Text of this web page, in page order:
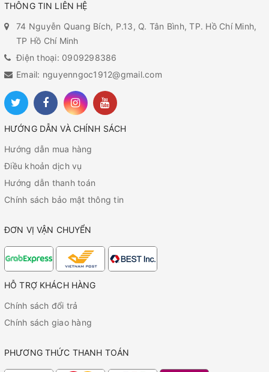
THÔNG TIN LIÊN HỆ
74 Nguyễn Quang Bích, P.13, Q. Tân Bình, TP. Hồ Chí Minh,
TP Hồ Chí Minh
Điện thoại: 0909298386
Email: nguyenngoc1912@gmail.com
HƯỚNG DẪN VÀ CHÍNH SÁCH
Hướng dẫn mua hàng
Điều khoản dịch vụ
Hướng dẫn thanh toán
Chính sách bảo mật thông tin
ĐƠN VỊ VẬN CHUYỂN
HỖ TRỢ KHÁCH HÀNG
Chính sách đổi trả
Chính sách giao hàng
PHƯƠNG THỨC THANH TOÁN